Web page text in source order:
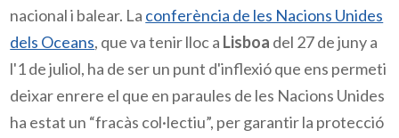
nacional i balear. La conferència de les Nacions Unides
dels Oceans, que va tenir lloc a Lisboa del 27 de juny a
l'1 de juliol, ha de ser un punt d'inflexió que ens permeti
deixar enrere el que en paraules de les Nacions Unides
ha estat un “fracàs col·lectiu”, per garantir la protecció